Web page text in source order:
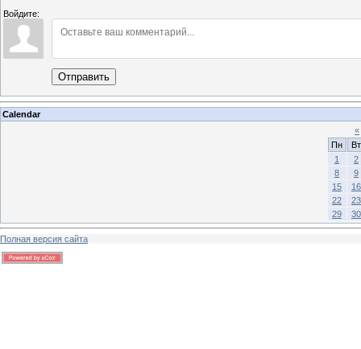
Войдите:
Отправить
Calendar
«
Пн
Вт
1
2
8
9
15
16
22
23
29
30
Полная версия сайта